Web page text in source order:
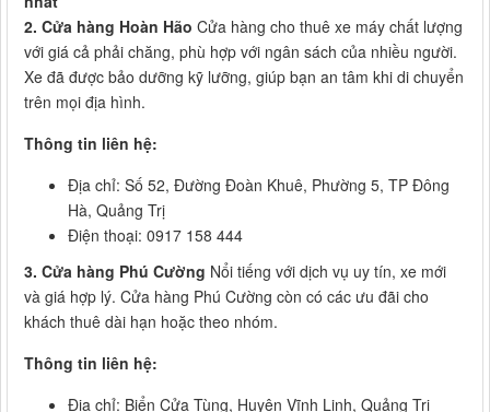
2. Cửa hàng Hoàn Hão Cửa hàng cho thuê xe máy chất lượng
với giá cả phải chăng, phù hợp với ngân sách của nhiều người.
Xe đã được bảo dưỡng kỹ lưỡng, giúp bạn an tâm khi di chuyển
trên mọi địa hình.
Thông tin liên hệ:
Địa chỉ: Số 52, Đường Đoàn Khuê, Phường 5, TP Đông
Hà, Quảng Trị
Điện thoại: 0917 158 444
3. Cửa hàng Phú Cường Nổi tiếng với dịch vụ uy tín, xe mới
và giá hợp lý. Cửa hàng Phú Cường còn có các ưu đãi cho
khách thuê dài hạn hoặc theo nhóm.
Thông tin liên hệ:
Địa chỉ: Biển Cửa Tùng, Huyện Vĩnh Linh, Quảng Trị